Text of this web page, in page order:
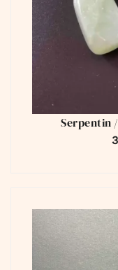
Serpentin